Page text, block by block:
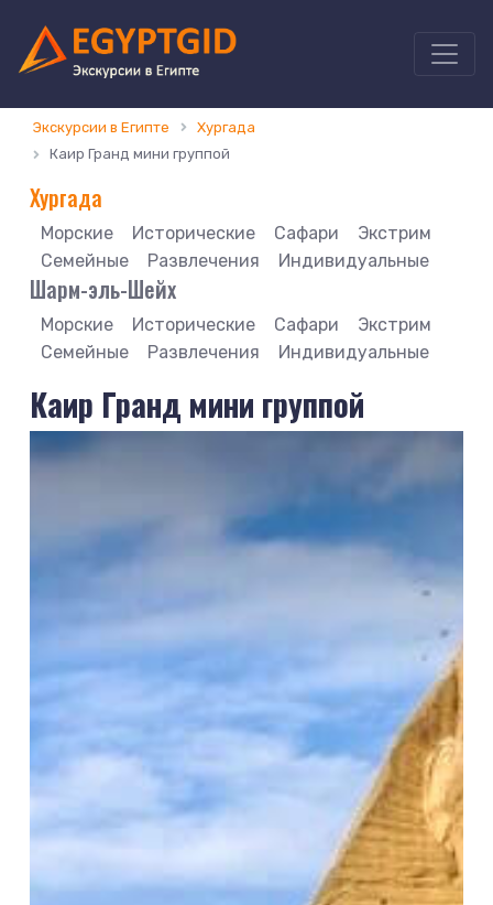
Экскурсии в Египте
Хургада
Каир Гранд мини группой
Хургада
Морские Исторические Сафари
Экстрим
Семейные
Развлечения Индивидуальные
Шарм-эль-Шейх
Морские Исторические Сафари
Экстрим
Семейные
Развлечения Индивидуальные
Каир Гранд мини группой